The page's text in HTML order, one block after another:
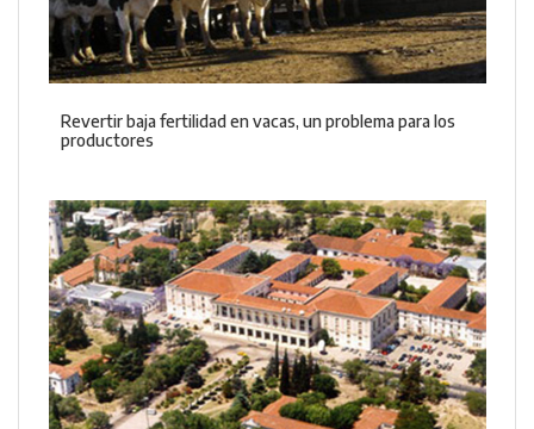
Revertir baja fertilidad en vacas, un problema para los
productores